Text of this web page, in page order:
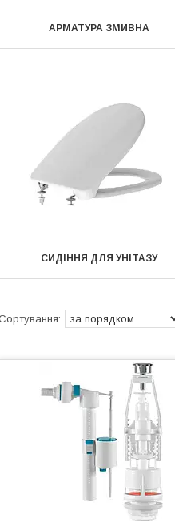
АРМАТУРА ЗМИВНА
СИДІННЯ ДЛЯ УНІТАЗУ